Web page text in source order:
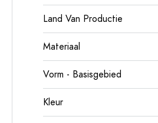
Land Van Productie
Materiaal
Vorm - Basisgebied
Kleur